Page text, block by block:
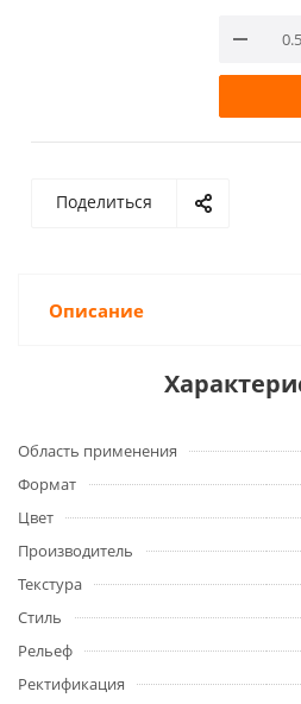
Поделиться
Описание
Область применения
Формат
Цвет
Производитель
Текстура
Стиль
Рельеф
Ректификация